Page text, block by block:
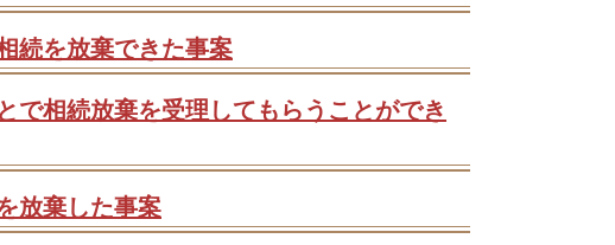
続を放棄できた事案
で相続放棄を受理してもらうことができ
放棄した事案